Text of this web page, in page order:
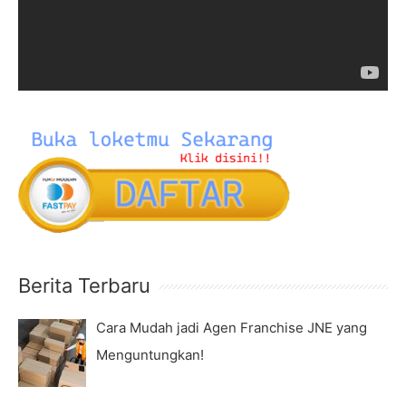
Berita Terbaru
Cara Mudah jadi Agen Franchise JNE yang
Menguntungkan!